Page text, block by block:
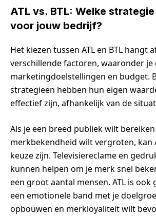
ATL vs. BTL: Welke
voor jouw bedrijf?
Het kiezen tussen ATL en BTL hangt
verschillende factoren, waaronder je
marketingdoelstellingen en budget.
strategieën hebben hun eigen
effectief zijn, afhankelijk van de
Als je een breed publiek wilt
merkbekendheid wilt vergroten, kan
keuze zijn. Televisiereclame en
kunnen helpen om je merk snel
een groot aantal mensen. ATL is ook
een emotionele band met je
opbouwen en merkloyaliteit wilt